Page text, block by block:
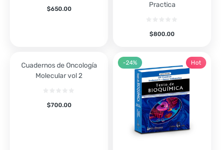
$650.00 Practica
$800.00
Cuadernos de Oncología
Molecular vol 2
$700.00
-24% Hot